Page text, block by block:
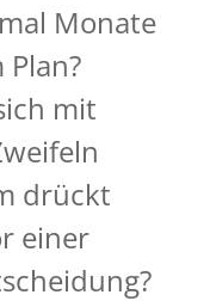
Monate
mit
drückt
einer